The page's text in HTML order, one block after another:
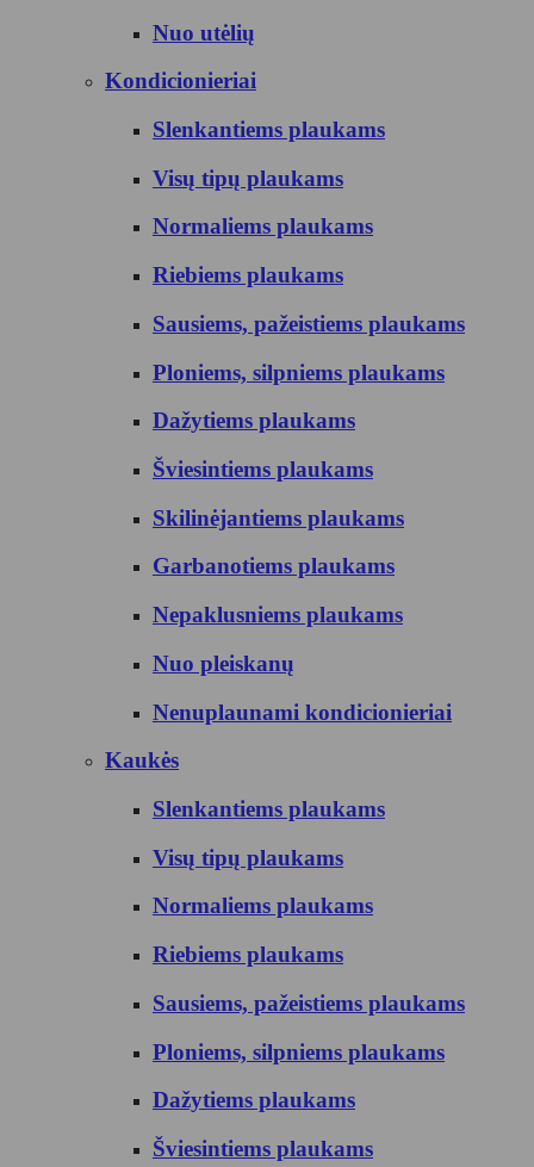
Nuo utėlių
Kondicionieriai
Slenkantiems plaukams
Visų tipų plaukams
Normaliems plaukams
Riebiems plaukams
Sausiems, pažeistiems plaukams
Ploniems, silpniems plaukams
Dažytiems plaukams
Šviesintiems plaukams
Skilinėjantiems plaukams
Garbanotiems plaukams
Nepaklusniems plaukams
Nuo pleiskanų
Nenuplaunami kondicionieriai
Kaukės
Slenkantiems plaukams
Visų tipų plaukams
Normaliems plaukams
Riebiems plaukams
Sausiems, pažeistiems plaukams
Ploniems, silpniems plaukams
Dažytiems plaukams
Šviesintiems plaukams